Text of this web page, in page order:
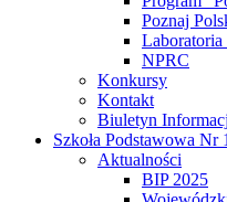
Poznaj
Laboratoria
NPRC
Konkursy
Kontakt
Biuletyn
Szkoła Podstawowa Nr
Aktualności
BIP 2025